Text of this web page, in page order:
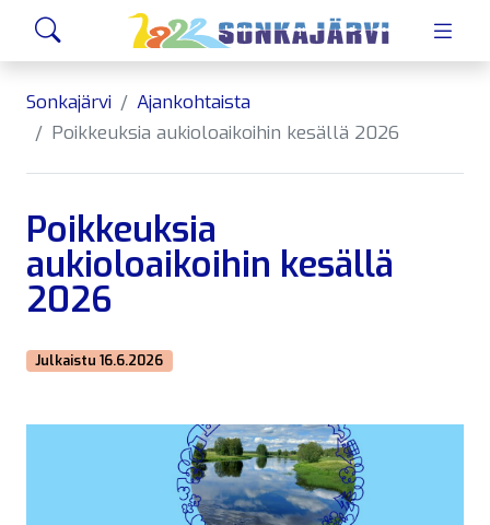
Siirry sivusisältöön
Sonkajärvi
Ajankohtaista
Poikkeuksia aukioloaikoihin kesällä 2026
Poikkeuksia
aukioloaikoihin kesällä
2026
Julkaistu 16.6.2026